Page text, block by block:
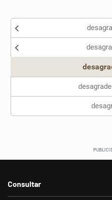
Conexões
Dicionário
Nenhum dos sinônimos
Consultar